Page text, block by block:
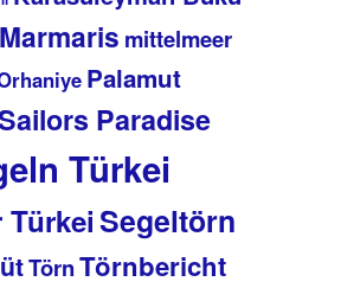
Marmaris mittelmeer
Palamut
Paradise
Türkei
TürkeiSegeltörn
TörnTörnbericht